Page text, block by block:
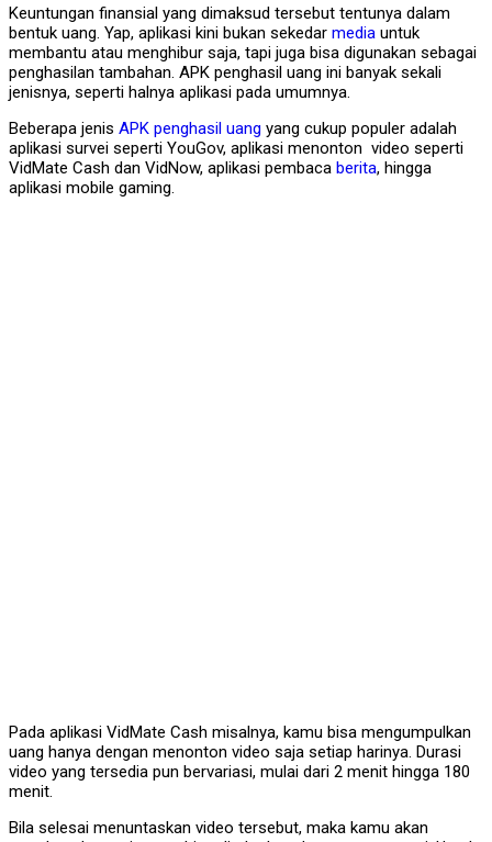
Keuntungan finansial yang dimaksud tersebut tentunya dalam
bentuk uang. Yap, aplikasi kini bukan sekedar media untuk
membantu atau menghibur saja, tapi juga bisa digunakan sebagai
penghasilan tambahan. APK penghasil uang ini banyak sekali
jenisnya, seperti halnya aplikasi pada umumnya.
Beberapa jenis APK penghasil uang yang cukup populer adalah
aplikasi survei seperti YouGov, aplikasi menonton video seperti
VidMate Cash dan VidNow, aplikasi pembaca berita, hingga
aplikasi mobile gaming.
Pada aplikasi VidMate Cash misalnya, kamu bisa mengumpulkan
uang hanya dengan menonton video saja setiap harinya. Durasi
video yang tersedia pun bervariasi, mulai dari 2 menit hingga 180
menit.
Bila selesai menuntaskan video tersebut, maka kamu akan